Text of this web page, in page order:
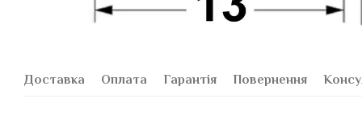
Доставка Оплата Гарантія Повернення